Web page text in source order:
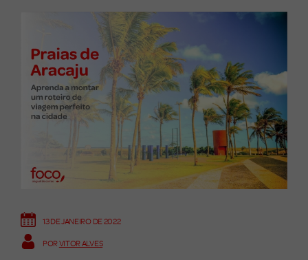
13 DE JANEIRO DE 2022
PORVITOR ALVES